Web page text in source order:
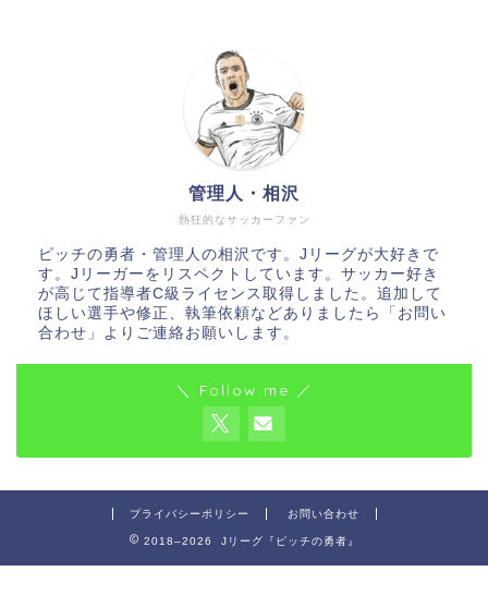
熱狂的なサッカーファン
管理人・相沢
ピッチの勇者・管理人の相沢です。Jリーグが大好きで
す。Jリーガーをリスペクトしています。サッカー好き
が高じて指導者C級ライセンス取得しました。追加して
ほしい選手や修正、執筆依頼などありましたら「お問い
合わせ」よりご連絡お願いします。
＼ Follow me ／
プライバシーポリシー お問い合わせ
2018–2026 Jリーグ『ピッチの勇者』